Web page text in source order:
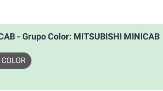
- Grupo Color: MITSUBISHI MINICAB